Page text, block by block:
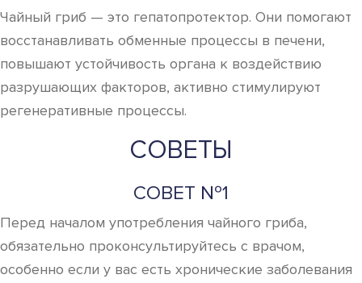
Чайный гриб — это гепатопротектор. Они помогают
восстанавливать обменные процессы в печени,
повышают устойчивость органа к воздействию
разрушающих факторов, активно стимулируют
регенеративные процессы.
СОВЕТЫ
СОВЕТ №1
Перед началом употребления чайного гриба,
обязательно проконсультируйтесь с врачом,
особенно если у вас есть хронические заболевания